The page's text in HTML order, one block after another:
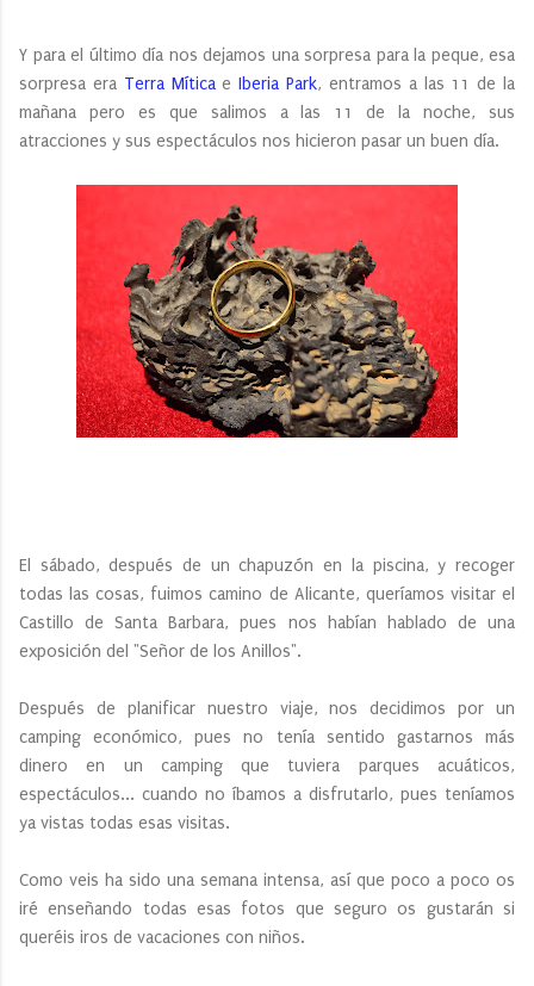
Y para el último día nos dejamos una sorpresa para la peque, esa
sorpresa era Terra MíticaeIberia Park, entramos a las 11 de la
mañana pero es que salimos a las 11 de la noche, sus
atracciones y sus espectáculos nos hicieron pasar un buen día.
El sábado, después de un chapuzón en la piscina, y recoger
todas las cosas, fuimos camino de Alicante, queríamos visitar el
Castillo de Santa Barbara, pues nos habían hablado de una
exposición del "Señor de los Anillos".
Después de planificar nuestro viaje, nos decidimos por un
camping económico, pues no tenía sentido gastarnos más
dinero en un camping que tuviera parques acuáticos,
espectáculos... cuando no íbamos a disfrutarlo, pues teníamos
ya vistas todas esas visitas.
Como veis ha sido una semana intensa, así que poco a poco os
iré enseñando todas esas fotos que seguro os gustarán si
queréis iros de vacaciones con niños.